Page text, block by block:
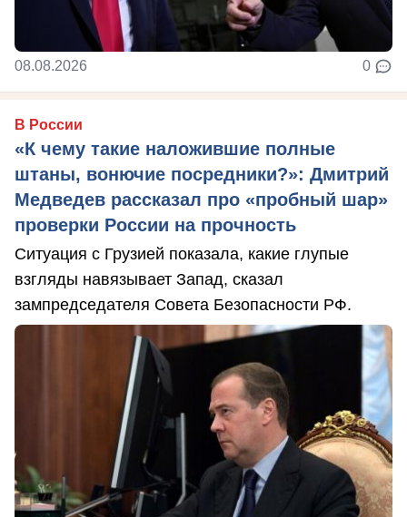
08.08.2026 0
В России
«К чему такие наложившие полные
штаны, вонючие посредники?»: Дмитрий
Медведев рассказал про «пробный шар»
проверки России на прочность
Ситуация с Грузией показала, какие глупые
взгляды навязывает Запад, сказал
зампредседателя Совета Безопасности РФ.